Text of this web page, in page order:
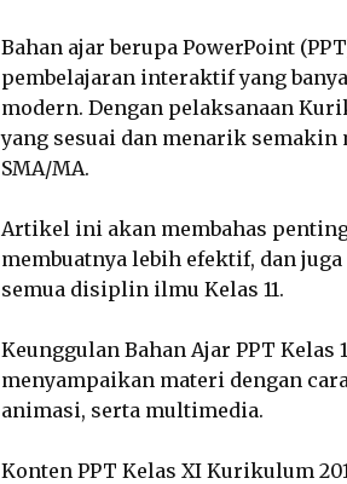
Bahan ajar berupa PowerPoint
pembelajaran interaktif yang
modern. Dengan pelaksanaan
yang sesuai dan menarik
SMA/MA.
Artikel ini akan membahas
membuatnya lebih efektif, dan
semua disiplin ilmu Kelas 11.
Keunggulan Bahan Ajar PPT
menyampaikan materi dengan
animasi, serta multimedia.
Konten PPT Kelas XI Kurikulum